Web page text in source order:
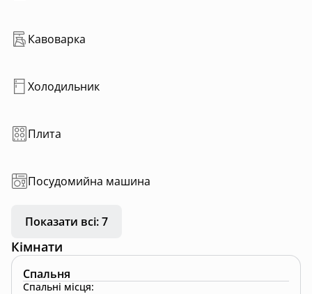
Кавоварка
Холодильник
Плита
Посудомийна машина
Показати всі: 7
Кімнати
Спальня
Спальні місця: